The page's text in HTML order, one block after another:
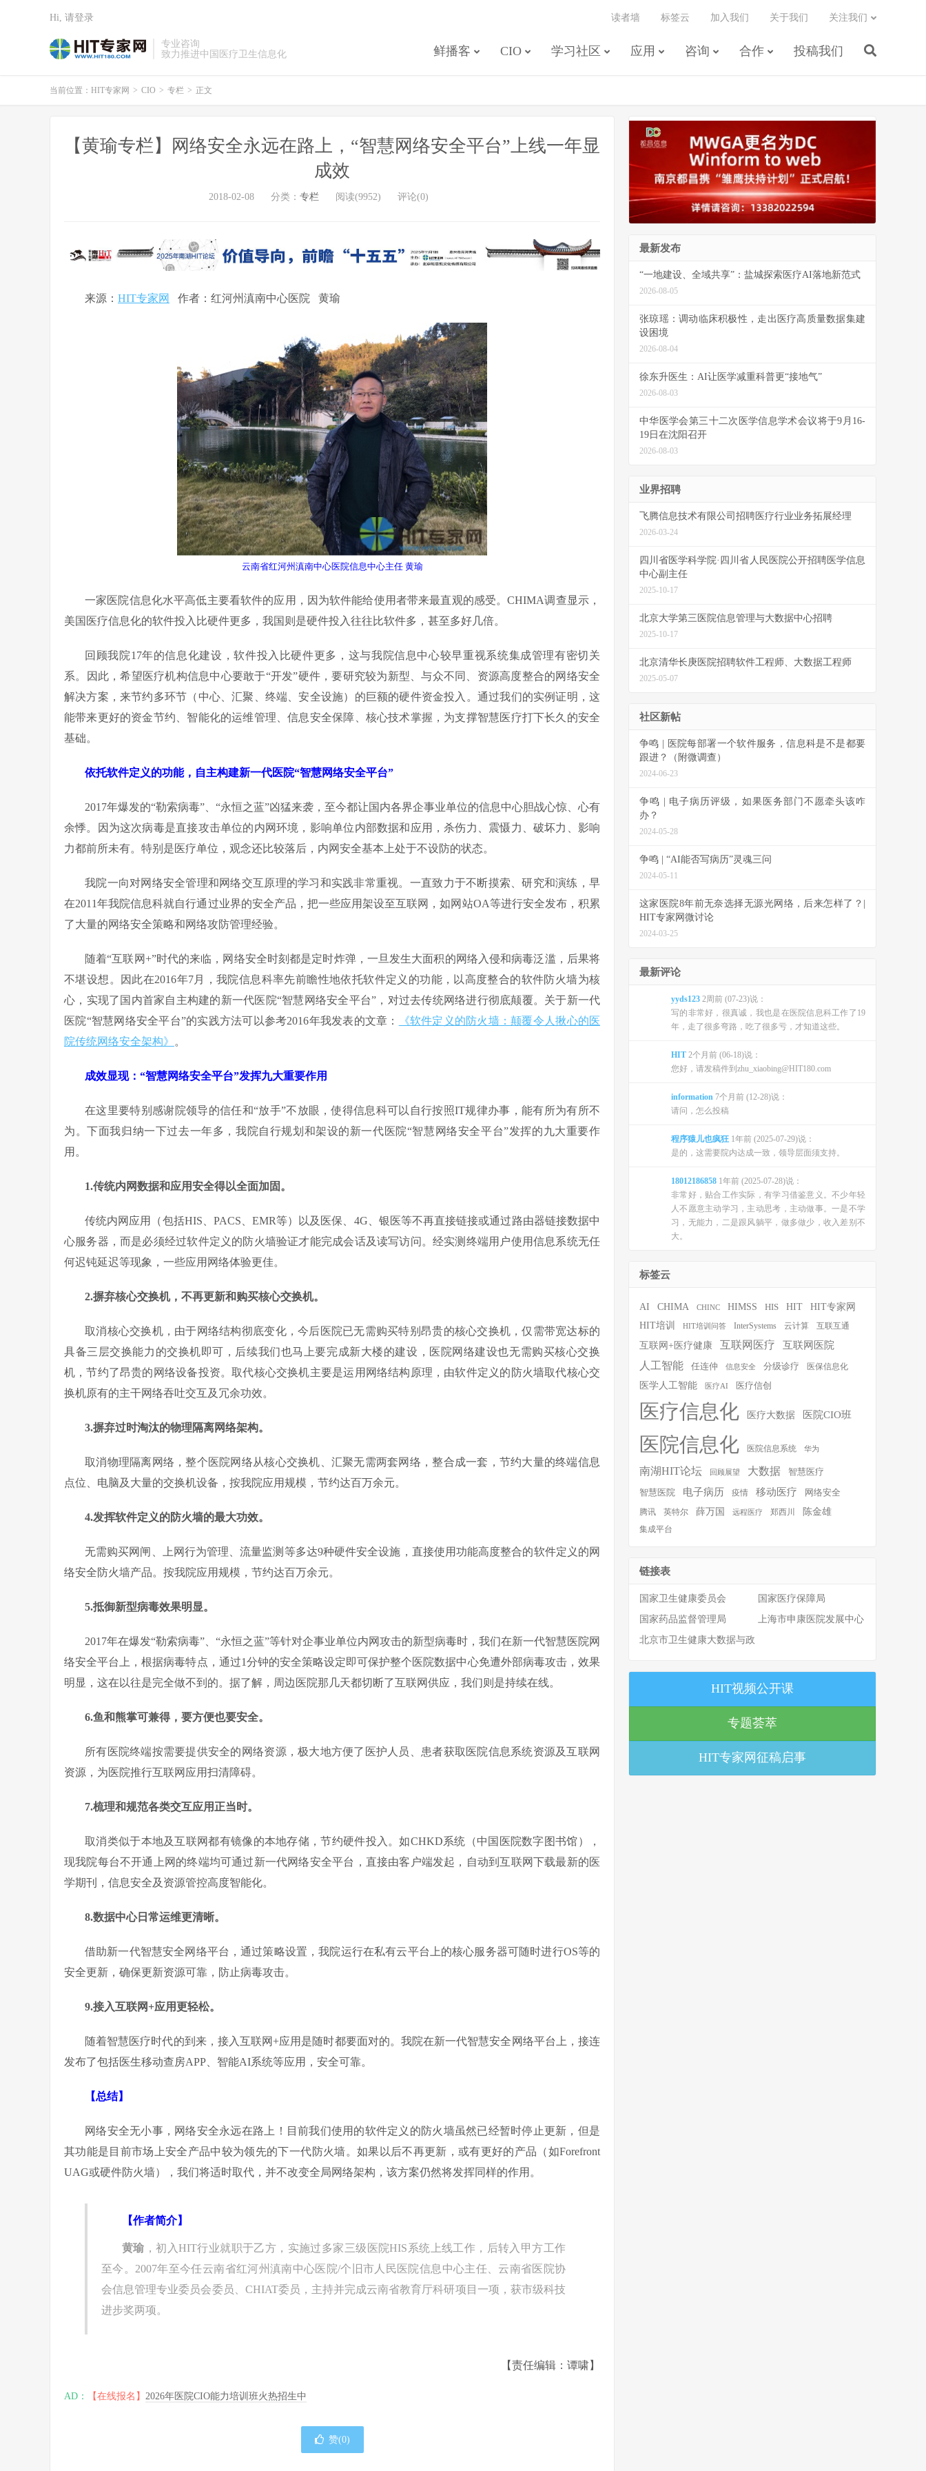
专业咨询
致力推进中国医疗卫生信息化
鲜播客 CIO 学习社区 应用 咨询 合作 投稿我们
读者墙 标签云 加入我们 关于我们 关注我们
Hi, 请登录
当前位置： HIT专家网 > CIO > 专栏 > 正文
【黄瑜专栏】网络安全永远在路上，“智慧网络安全平台”上线一年显
成效
2018-02-08 分类： 专栏 阅读(9952) 评论(0)
来源： HIT专家网 作者：红河州滇南中心医院 黄瑜
云南省红河州滇南中心医院信息中心主任 黄瑜
一家医院信息化水平高低主要看软件的应用，因为软件能给使用者带来最直观的感受。CHIMA调查显示，
美国医疗信息化的软件投入比硬件更多，我国则是硬件投入往往比软件多，甚至多好几倍。
回顾我院17年的信息化建设，软件投入比硬件更多，这与我院信息中心较早重视系统集成管理有密切关
系。因此，希望医疗机构信息中心要敢于“开发”硬件，要研究较为新型、与众不同、资源高度整合的网络安全
解决方案，来节约多环节（中心、汇聚、终端、安全设施）的巨额的硬件资金投入。通过我们的实例证明，这
能带来更好的资金节约、智能化的运维管理、信息安全保障、核心技术掌握，为支撑智慧医疗打下长久的安全
基础。
依托软件定义的功能，自主构建新一代医院“智慧网络安全平台”
2017年爆发的“勒索病毒”、“永恒之蓝”凶猛来袭，至今都让国内各界企事业单位的信息中心胆战心惊、心有
余悸。因为这次病毒是直接攻击单位的内网环境，影响单位内部数据和应用，杀伤力、震慑力、破坏力、影响
力都前所未有。特别是医疗单位，观念还比较落后，内网安全基本上处于不设防的状态。
我院一向对网络安全管理和网络交互原理的学习和实践非常重视。一直致力于不断摸索、研究和演练，早
在2011年我院信息科就自行通过业界的安全产品，把一些应用架设至互联网，如网站OA等进行安全发布，积累
了大量的网络安全策略和网络攻防管理经验。
随着“互联网+”时代的来临，网络安全时刻都是定时炸弹，一旦发生大面积的网络入侵和病毒泛滥，后果将
不堪设想。因此在2016年7月，我院信息科率先前瞻性地依托软件定义的功能，以高度整合的软件防火墙为核
心，实现了国内首家自主构建的新一代医院“智慧网络安全平台”，对过去传统网络进行彻底颠覆。关于新一代
医院“智慧网络安全平台”的实践方法可以参考2016年我发表的文章：
《软件定义的防火墙：颠覆令人揪心的医
院传统网络安全架构》
。
成效显现：“智慧网络安全平台”发挥九大重要作用
在这里要特别感谢院领导的信任和“放手”不放眼，使得信息科可以自行按照IT规律办事，能有所为有所不
为。下面我归纳一下过去一年多，我院自行规划和架设的新一代医院“智慧网络安全平台”发挥的九大重要作
用。
1.传统内网数据和应用安全得以全面加固。
传统内网应用（包括HIS、PACS、EMR等）以及医保、4G、银医等不再直接链接或通过路由器链接数据中
心服务器，而是必须经过软件定义的防火墙验证才能完成会话及读写访问。经实测终端用户使用信息系统无任
何迟钝延迟等现象，一些应用网络体验更佳。
2.摒弃核心交换机，不再更新和购买核心交换机。
取消核心交换机，由于网络结构彻底变化，今后医院已无需购买特别昂贵的核心交换机，仅需带宽达标的
具备三层交换能力的交换机即可，后续我们也马上要完成新大楼的建设，医院网络建设也无需购买核心交换
机，节约了昂贵的网络设备投资。取代核心交换机主要是运用网络结构原理，由软件定义的防火墙取代核心交
换机原有的主干网络吞吐交互及冗余功效。
3.摒弃过时淘汰的物理隔离网络架构。
取消物理隔离网络，整个医院网络从核心交换机、汇聚无需两套网络，整合成一套，节约大量的终端信息
点位、电脑及大量的交换机设备，按我院应用规模，节约达百万余元。
4.发挥软件定义的防火墙的最大功效。
无需购买网闸、上网行为管理、流量监测等多达9种硬件安全设施，直接使用功能高度整合的软件定义的网
络安全防火墙产品。按我院应用规模，节约达百万余元。
5.抵御新型病毒效果明显。
2017年在爆发“勒索病毒”、“永恒之蓝”等针对企事业单位内网攻击的新型病毒时，我们在新一代智慧医院网
络安全平台上，根据病毒特点，通过1分钟的安全策略设定即可保护整个医院数据中心免遭外部病毒攻击，效果
明显，这在以往是完全做不到的。据了解，周边医院那几天都切断了互联网供应，我们则是持续在线。
6.鱼和熊掌可兼得，要方便也要安全。
所有医院终端按需要提供安全的网络资源，极大地方便了医护人员、患者获取医院信息系统资源及互联网
资源，为医院推行互联网应用扫清障碍。
7.梳理和规范各类交互应用正当时。
取消类似于本地及互联网都有镜像的本地存储，节约硬件投入。如CHKD系统（中国医院数字图书馆），
现我院每台不开通上网的终端均可通过新一代网络安全平台，直接由客户端发起，自动到互联网下载最新的医
学期刊，信息安全及资源管控高度智能化。
8.数据中心日常运维更清晰。
借助新一代智慧安全网络平台，通过策略设置，我院运行在私有云平台上的核心服务器可随时进行OS等的
安全更新，确保更新资源可靠，防止病毒攻击。
9.接入互联网+应用更轻松。
随着智慧医疗时代的到来，接入互联网+应用是随时都要面对的。我院在新一代智慧安全网络平台上，接连
发布了包括医生移动查房APP、智能AI系统等应用，安全可靠。
【总结】
网络安全无小事，网络安全永远在路上！目前我们使用的软件定义的防火墙虽然已经暂时停止更新，但是
其功能是目前市场上安全产品中较为领先的下一代防火墙。如果以后不再更新，或有更好的产品（如Forefront
UAG或硬件防火墙），我们将适时取代，并不改变全局网络架构，该方案仍然将发挥同样的作用。
【作者简介】
黄瑜 ，初入HIT行业就职于乙方，实施过多家三级医院HIS系统上线工作，后转入甲方工作
至今。2007年至今任云南省红河州滇南中心医院/个旧市人民医院信息中心主任、云南省医院协
会信息管理专业委员会委员、CHIAT委员，主持并完成云南省教育厅科研项目一项，获市级科技
进步奖两项。
【责任编辑：谭啸】
AD： 【在线报名】 2026年医院CIO能力培训班火热招生中
赞(0)
最新发布
“一地建设、全域共享”：盐城探索医疗AI落地新范式
2026-08-05
张琼瑶：调动临床积极性，走出医疗高质量数据集建
设困境
2026-08-04
徐东升医生：AI让医学减重科普更“接地气”
2026-08-03
中华医学会第三十二次医学信息学术会议将于9月16-
19日在沈阳召开
2026-08-03
业界招聘
飞腾信息技术有限公司招聘医疗行业业务拓展经理
2026-03-24
四川省医学科学院·四川省人民医院公开招聘医学信息
中心副主任
2025-10-17
北京大学第三医院信息管理与大数据中心招聘
2025-10-17
北京清华长庚医院招聘软件工程师、大数据工程师
2025-05-07
社区新帖
争鸣 | 医院每部署一个软件服务，信息科是不是都要
跟进？（附微调查）
2024-06-23
争鸣 | 电子病历评级，如果医务部门不愿牵头该咋
办？
2024-05-28
争鸣 | “AI能否写病历”灵魂三问
2024-05-11
这家医院8年前无奈选择无源光网络，后来怎样了？|
HIT专家网微讨论
2024-03-25
最新评论
yyds123 2周前 (07-23)说：
写的非常好，很真诚，我也是在医院信息科工作了19
年，走了很多弯路，吃了很多亏，才知道这些。
HIT 2个月前 (06-18)说：
您好，请发稿件到zhu_xiaobing@HIT180.com
information 7个月前 (12-28)说：
请问，怎么投稿
程序猿儿也疯狂 1年前 (2025-07-29)说：
是的，这需要院内达成一致，领导层面须支持。
18012186858 1年前 (2025-07-28)说：
非常好，贴合工作实际，有学习借鉴意义。不少年轻
人不愿意主动学习，主动思考，主动做事。一是不学
习，无能力，二是跟风躺平，做多做少，收入差别不
大。
标签云
AI CHIMA CHINC HIMSS HIS HIT HIT专家网
HIT培训 HIT培训问答 InterSystems 云计算 互联互通
互联网+医疗健康 互联网医疗 互联网医院
人工智能 任连仲 信息安全 分级诊疗 医保信息化
医学人工智能 医疗AI 医疗信创
医疗信息化 医疗大数据 医院CIO班
医院信息化 医院信息系统 华为
南湖HIT论坛 回顾展望 大数据 智慧医疗
智慧医院 电子病历 疫情 移动医疗
网络安全
腾讯
英特尔 薛万国 远程医疗 郑西川 陈金雄
集成平台
链接表
国家卫生健康委员会
国家医疗保障局
国家药品监督管理局
上海市申康医院发展中心
北京市卫生健康大数据与政
HIT视频公开课
专题荟萃
HIT专家网征稿启事